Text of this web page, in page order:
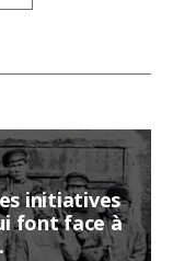
initiatives
font face à